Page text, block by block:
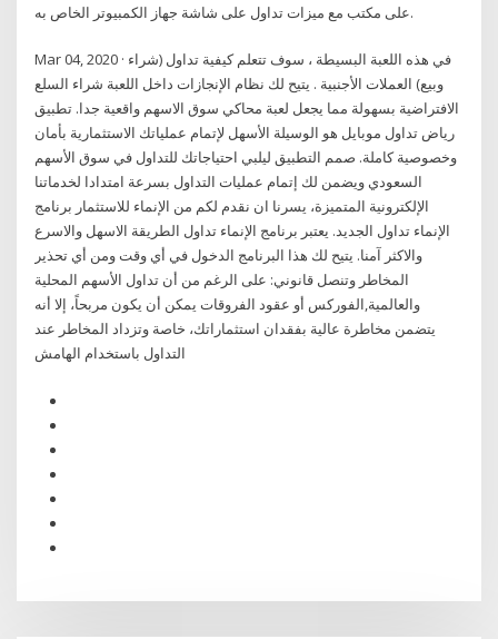
على مكتب مع ميزات تداول على شاشة جهاز الكمبيوتر الخاص به.
Mar 04, 2020 · في هذه اللعبة البسيطة ، سوف تتعلم كيفية تداول (شراء
وبيع) العملات الأجنبية . يتيح لك نظام الإنجازات داخل اللعبة شراء السلع
الافتراضية بسهولة مما يجعل لعبة محاكي سوق الاسهم واقعية جدا. تطبيق
رياض تداول موبايل هو الوسيلة الأسهل لإتمام عملياتك الاستثمارية بأمان
وخصوصية كاملة. صمم التطبيق ليلبي احتياجاتك للتداول في سوق الأسهم
السعودي ويضمن لك إتمام عمليات التداول بسرعة امتدادا لخدماتنا
الإلكترونية المتميزة، يسرنا ان نقدم لكم من الإنماء للاستثمار برنامج
الإنماء تداول الجديد. يعتبر برنامج الإنماء تداول الطريقة الاسهل والاسرع
والاكثر آمنا. يتيح لك هذا البرنامج الدخول في أي وقت ومن أي تحذير
المخاطر وتنصل قانوني: على الرغم من أن تداول الأسهم المحلية
والعالمية,الفوركس أو عقود الفروقات يمكن أن يكون مربحاً، إلا أنه
يتضمن مخاطرة عالية بفقدان استثماراتك، خاصة وتزداد المخاطر عند
التداول باستخدام الهامش